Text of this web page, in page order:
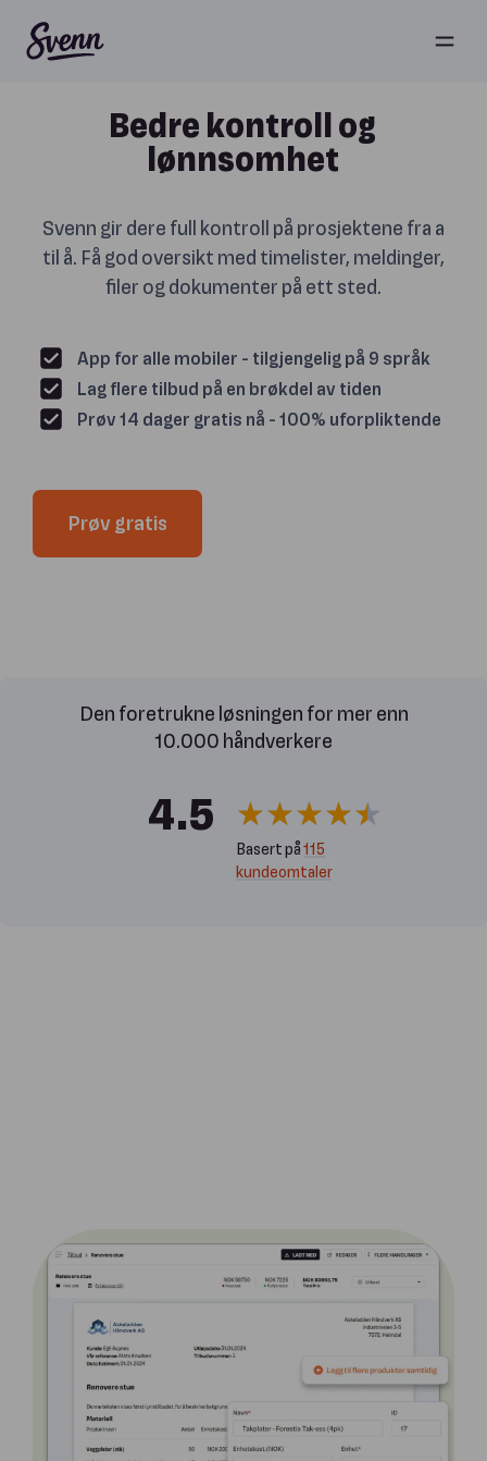
Bedre kontroll og
lønnsomhet
Svenn gir dere full kontroll på prosjektene fra a
til å. Få god oversikt med timelister, meldinger,
filer og dokumenter på ett sted.
App for alle mobiler - tilgjengelig på 9 språk
Lag flere tilbud på en brøkdel av tiden
Prøv 14 dager gratis nå - 100% uforpliktende
Prøv gratis
Den foretrukne løsningen for mer enn
10.000 håndverkere
4.5
Basert på115
kundeomtaler